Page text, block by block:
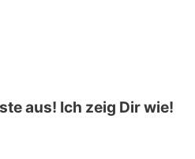
aus! Ich zeig Dir wie!